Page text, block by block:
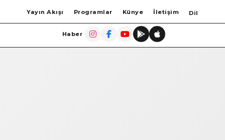
Yayın Akışı Programlar Künye İletişim Dil
Haber